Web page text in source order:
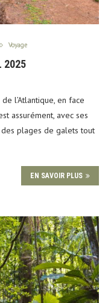
Voyage
2025
l’Atlantique, en face
assurément, avec ses
plages de galets tout
EN SAVOIR PLUS